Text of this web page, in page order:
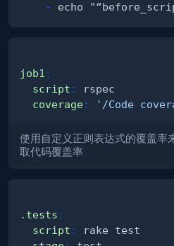
-
job1 :
script :
coverage: '/Code
使用自定义正则表达式的覆盖率
取代码覆盖率
.tests :
script :